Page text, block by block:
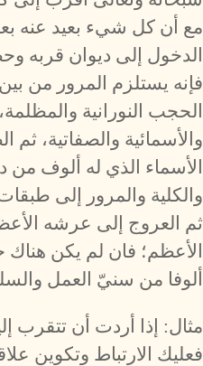
مع أن كل شيء بعيد عنه
الدخول إلى ديوان قربه
فإنه يستلزم المرور من
الحجب النورانية
والأسمائية والصفاتية،
الأسماء الذي له ألوف
والكلية والمرور إلى
ثم العروج إلى عرشه
الأعظم؛ فان لم يكن
ألوفا من سنيّ العمل
مثال: إذا أردت أن تتقرب
فعليك الارتباط وتكوين